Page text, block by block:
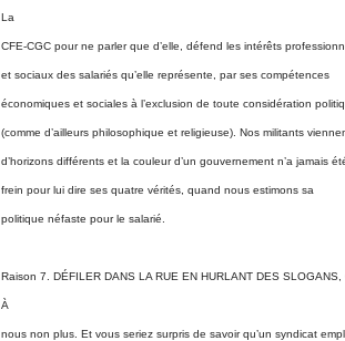
La
CFE-CGC pour ne parler que d’elle, défend les intérêts
et sociaux des salariés qu’elle représente, par ses compétences
économiques et sociales à l’exclusion de toute considération
(comme d’ailleurs philosophique et religieuse). Nos militants
d’horizons différents et la couleur d’un gouvernement n’a jamais
frein pour lui dire ses quatre vérités, quand nous estimons sa
politique néfaste pour le salarié.
Raison 7. DÉFILER DANS LA RUE EN HURLANT DES SLOGANS,
À
nous non plus. Et vous seriez surpris de savoir qu’un syndicat